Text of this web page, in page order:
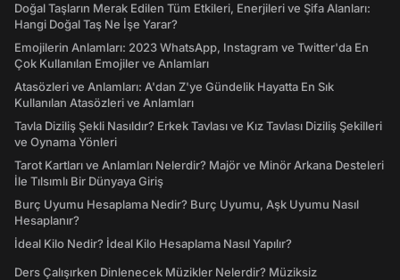
Doğal Taşların Merak Edilen Tüm Etkileri, Enerjileri ve Şifa Alanları:
Hangi Doğal Taş Ne İşe Yarar?
Emojilerin Anlamları: 2023 WhatsApp, Instagram ve Twitter'da En
Çok Kullanılan Emojiler ve Anlamları
Atasözleri ve Anlamları: A'dan Z'ye Gündelik Hayatta En Sık
Kullanılan Atasözleri ve Anlamları
Tavla Diziliş Şekli Nasıldır? Erkek Tavlası ve Kız Tavlası Diziliş Şekilleri
ve Oynama Yönleri
Tarot Kartları ve Anlamları Nelerdir? Majör ve Minör Arkana Desteleri
İle Tılsımlı Bir Dünyaya Giriş
Burç Uyumu Hesaplama Nedir? Burç Uyumu, Aşk Uyumu Nasıl
Hesaplanır?
İdeal Kilo Nedir? İdeal Kilo Hesaplama Nasıl Yapılır?
Ders Çalışırken Dinlenecek Müzikler Nelerdir? Müziksiz